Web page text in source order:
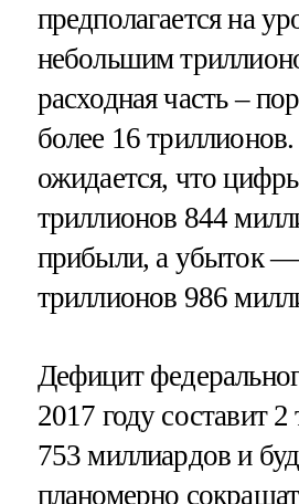
предполагается на
небольшим
расходная часть –
более 16
ожидается, что
триллионов 844
прибыли, а убыток
триллионов 986
Дефицит
2017 году составит 2
753 миллиардов и
планомерно